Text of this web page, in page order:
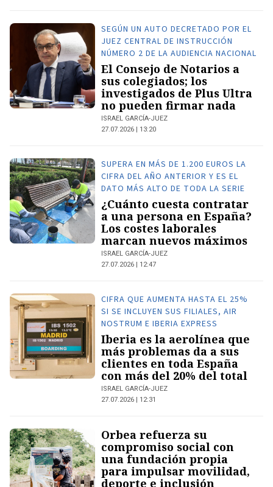
SEGÚN UN AUTO DECRETADO POR EL
JUEZ CENTRAL DE INSTRUCCIÓN
NÚMERO 2 DE LA AUDIENCIA NACIONAL
El Consejo de Notarios a
sus colegiados; los
investigados de Plus Ultra
no pueden firmar nada
ISRAEL GARCÍA-JUEZ
27.07.2026 | 13:20
SUPERA EN MÁS DE 1.200 EUROS LA
CIFRA DEL AÑO ANTERIOR Y ES EL
DATO MÁS ALTO DE TODA LA SERIE
¿Cuánto cuesta contratar
a una persona en España?
Los costes laborales
marcan nuevos máximos
ISRAEL GARCÍA-JUEZ
27.07.2026 | 12:47
CIFRA QUE AUMENTA HASTA EL 25%
SI SE INCLUYEN SUS FILIALES, AIR
NOSTRUM E IBERIA EXPRESS
Iberia es la aerolínea que
más problemas da a sus
clientes en toda España
con más del 20% del total
ISRAEL GARCÍA-JUEZ
27.07.2026 | 12:31
Orbea refuerza su
compromiso social con
una fundación propia
para impulsar movilidad,
deporte e inclusión